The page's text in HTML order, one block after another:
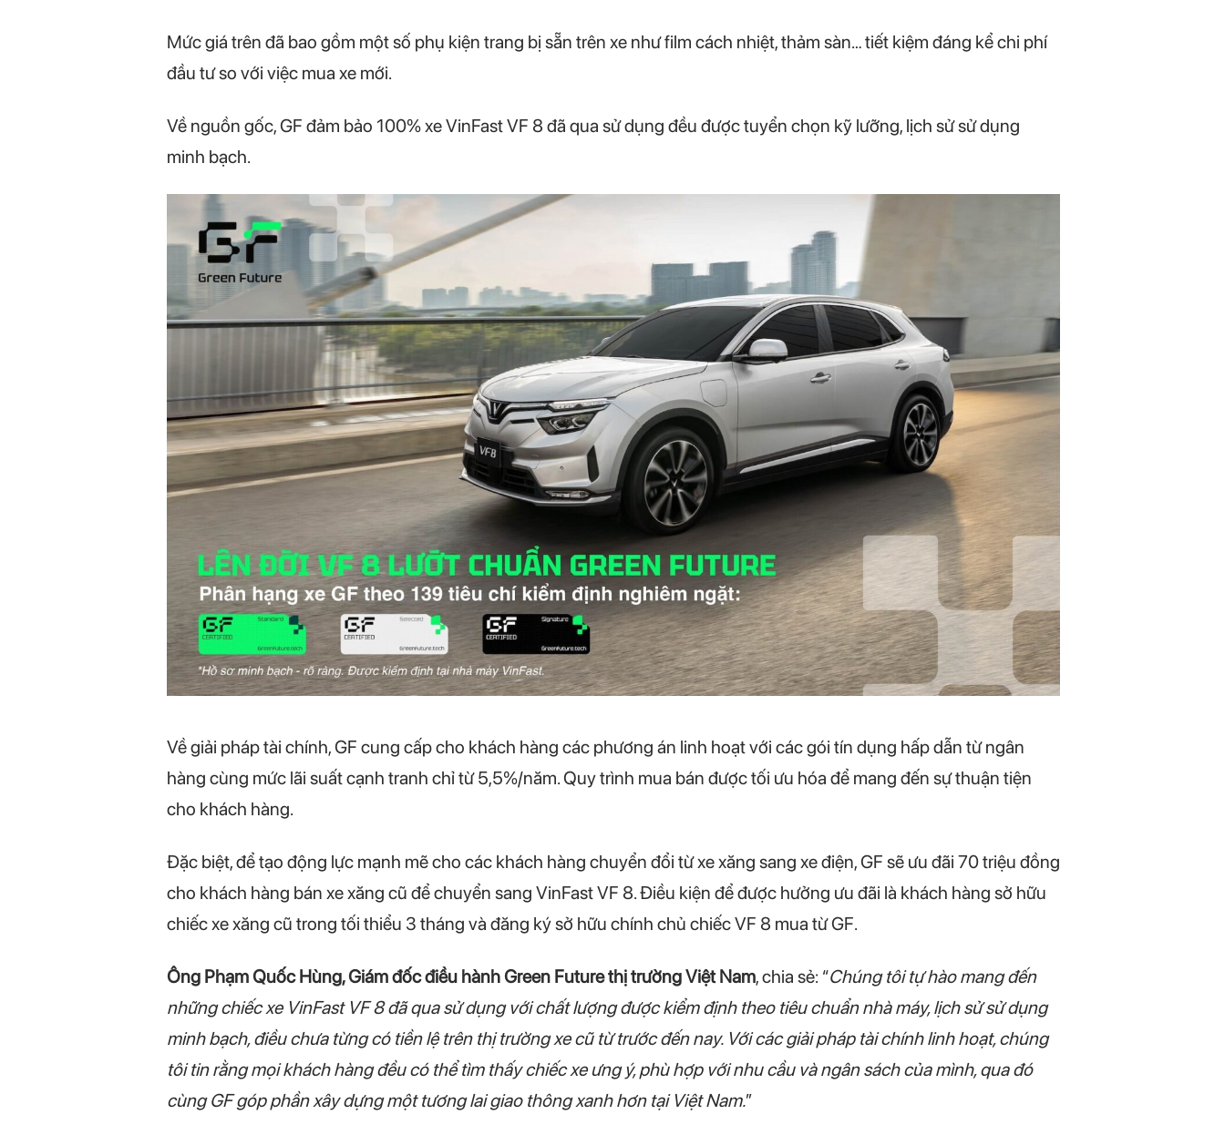
Mức giá trên đã bao gồm một số phụ kiện trang bị sẵn trên xe như film cách nhiệt, thảm sàn… tiết kiệm đáng kể chi phí
đầu tư so với việc mua xe mới.
Về nguồn gốc, GF đảm bảo 100% xe VinFast VF 8 đã qua sử dụng đều được tuyển chọn kỹ lưỡng, lịch sử sử dụng
minh bạch.
Về giải pháp tài chính, GF cung cấp cho khách hàng các phương án linh hoạt với các gói tín dụng hấp dẫn từ ngân
hàng cùng mức lãi suất cạnh tranh chỉ từ 5,5%/năm. Quy trình mua bán được tối ưu hóa để mang đến sự thuận tiện
cho khách hàng.
Đặc biệt, để tạo động lực mạnh mẽ cho các khách hàng chuyển đổi từ xe xăng sang xe điện, GF sẽ ưu đãi 70 triệu đồng
cho khách hàng bán xe xăng cũ để chuyển sang VinFast VF 8. Điều kiện để được hưởng ưu đãi là khách hàng sở hữu
chiếc xe xăng cũ trong tối thiểu 3 tháng và đăng ký sở hữu chính chủ chiếc VF 8 mua từ GF.
Ông Phạm Quốc Hùng, Giám đốc điều hành Green Future thị trường Việt Nam, chia sẻ: “Chúng tôi tự hào mang đến
những chiếc xe VinFast VF 8 đã qua sử dụng với chất lượng được kiểm định theo tiêu chuẩn nhà máy, lịch sử sử dụng
minh bạch, điều chưa từng có tiền lệ trên thị trường xe cũ từ trước đến nay. Với các giải pháp tài chính linh hoạt, chúng
tôi tin rằng mọi khách hàng đều có thể tìm thấy chiếc xe ưng ý, phù hợp với nhu cầu và ngân sách của mình, qua đó
cùng GF góp phần xây dựng một tương lai giao thông xanh hơn tại Việt Nam.”